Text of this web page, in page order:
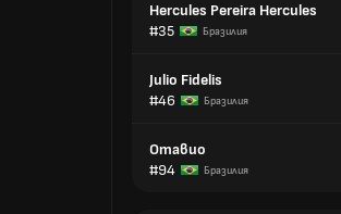
Hercules Pereira Hercules
#35
Бразилия
Julio Fidelis
#46
Бразилия
Отавио
#94
Бразилия